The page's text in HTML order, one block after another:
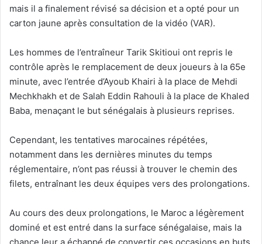
mais il a finalement révisé sa décision et a opté pour un
carton jaune après consultation de la vidéo (VAR).
Les hommes de l’entraîneur Tarik Skitioui ont repris le
contrôle après le remplacement de deux joueurs à la 65e
minute, avec l’entrée d’Ayoub Khairi à la place de Mehdi
Mechkhakh et de Salah Eddin Rahouli à la place de Khaled
Baba, menaçant le but sénégalais à plusieurs reprises.
Cependant, les tentatives marocaines répétées,
notamment dans les dernières minutes du temps
réglementaire, n’ont pas réussi à trouver le chemin des
filets, entraînant les deux équipes vers des prolongations.
Au cours des deux prolongations, le Maroc a légèrement
dominé et est entré dans la surface sénégalaise, mais la